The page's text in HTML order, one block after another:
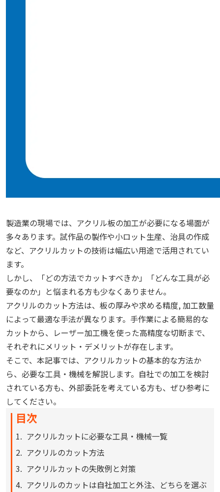
製造業の現場では、アクリル板の加工が必要になる場面が
多々あります。試作品の製作や小ロット生産、治具の作成
など、アクリルカットの技術は幅広い用途で活用されてい
ます。
しかし、「どの方法でカットすべきか」「どんな工具が必
要なのか」と悩まれる方も少なくありません。
アクリルのカット方法は、板の厚みや求める精度, 加工数量
によって最適な手法が異なります。手作業による簡易的な
カットから、レーザー加工機を使った高精度な切断まで、
それぞれにメリット・デメリットが存在します。
そこで、本記事では、アクリルカットの基本的な方法か
ら、必要な工具・機械を解説します。自社での加工を検討
されている方も、外部委託を考えている方も、ぜひ参考に
してください。
目次
アクリルカットに必要な工具・機械一覧
アクリルのカット方法
アクリルカットの失敗例と対策
アクリルのカットは自社加工と外注、どちらを選ぶ